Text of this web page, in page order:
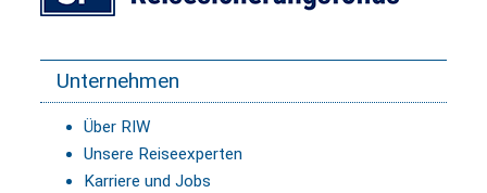
Unternehmen
Über RIW
Unsere Reiseexperten
Karriere und Jobs